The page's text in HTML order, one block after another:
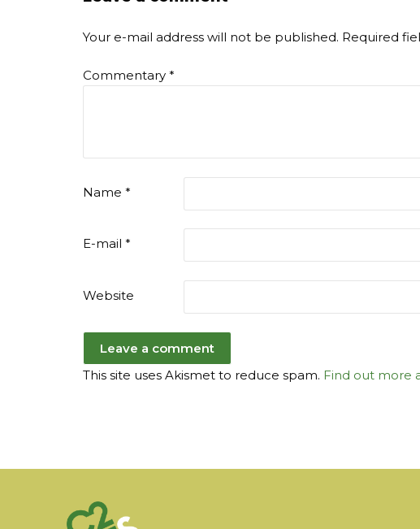
Your e-mail address will not be published. Required
Commentary *
Name *
E-mail *
Website
This site uses Akismet to reduce spam. Find out more